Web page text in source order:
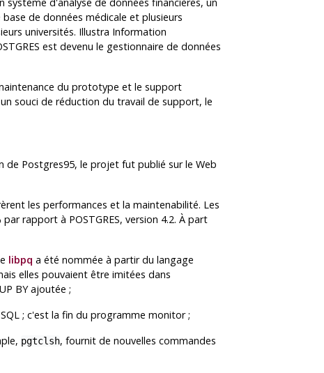
de données médicale et plusieurs
universités. Illustra Information
est devenu le gestionnaire de données
du prototype et le support
souci de réduction du travail de support, le
de Postgres95, le projet fut publié sur le Web
les performances et la maintenabilité. Les
par rapport à POSTGRES, version 4.2. À part
libpq a été nommée à partir du langage
elles pouvaient être imitées dans
BY ajoutée ;
; c'est la fin du programme monitor;
pgtclsh, fournit de nouvelles commandes